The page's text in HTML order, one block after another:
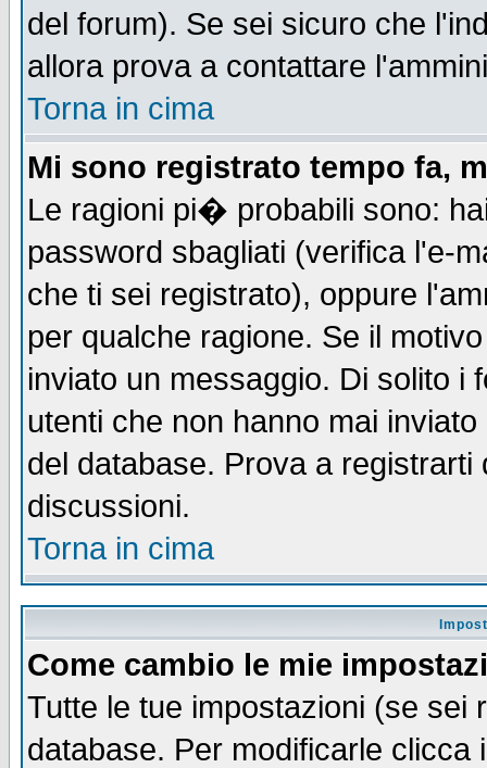
del forum). Se sei sicuro che
allora prova a contattare
Torna in cima
Mi sono registrato tempo fa,
Le ragioni pi� probabili sono:
password sbagliati (verifica l'e-
che ti sei registrato), oppure
per qualche ragione. Se il
inviato un messaggio. Di solito i
utenti che non hanno mai
del database. Prova a
discussioni.
Torna in cima
Come cambio le mie
Tutte le tue impostazioni (se sei
database. Per modificarle clicca